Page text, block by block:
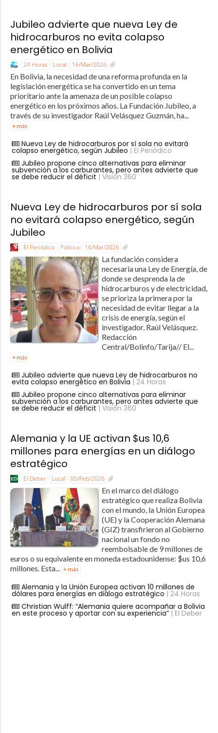
Jubileo advierte que nueva Ley de
hidrocarburos no evita colapso
energético en Bolivia
24 Horas Local 16/Mar/2026
En Bolivia, la necesidad de una reforma profunda en la
legislación energética se ha convertido en un tema
prioritario ante la amenaza de un posible colapso
energético en los próximos años. La Fundación Jubileo, a
través de su investigador Raúl Velásquez Guzmán, ha...
+ más
Nueva Ley de hidrocarburos por sí sola no evitará
colapso energético, según Jubileo | El Periódico
Jubileo propone cinco alternativas para eliminar
subvención a los carburantes, pero antes advierte que
se debe reducir el déficit | Visión 360
Nueva Ley de hidrocarburos por sí sola
no evitará colapso energético, según
Jubileo
El Periódico Política 16/Mar/2026
La fundación considera
necesaria una Ley de Energía, de
donde se desprenda la de
hidrocarburos y de electricidad,
se prioriza la primera por la
necesidad de evitar llegar a la
crisis de energía, según el
investigador, Raúl Velásquez.
Redacción
Central/Bolinfo/Tarija// El...
+ más
Jubileo advierte que nueva Ley de hidrocarburos no
evita colapso energético en Bolivia | 24 Horas
Jubileo propone cinco alternativas para eliminar
subvención a los carburantes, pero antes advierte que
se debe reducir el déficit | Visión 360
Alemania y la UE activan $us 10,6
millones para energías en un diálogo
estratégico
El Deber Local 05/Feb/2026
En el marco del diálogo
estratégico que realiza Bolivia
con el mundo, la Unión Europea
(UE) y la Cooperación Alemana
(GIZ) transfirieron al Gobierno
nacional un fondo no
reembolsable de 9 millones de
euros o su equivalente en moneda estadounidense: $us 10,6
millones. Esta... + más
Alemania y la Unión Europea activan 10 millones de
dólares para energías en diálogo estratégico | 24 Horas
Christian Wulff: “Alemania quiere acompañar a Bolivia
en este proceso y aportar con su experiencia”| El Deber